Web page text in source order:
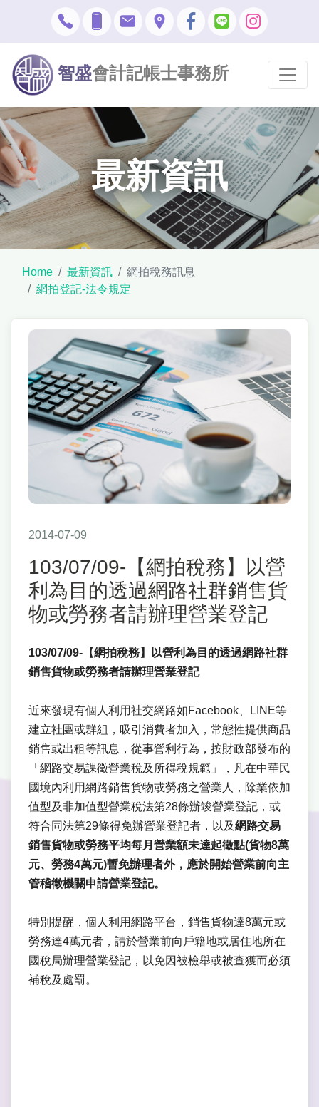
智盛會計記帳士事務所
最新資訊
Home 最新資訊
網拍稅務訊息
網拍登記-法令規定
2014-07-09
103/07/09-【網拍稅務】以營
利為目的透過網路社群銷售貨
物或勞務者請辦理營業登記
103/07/09-【網拍稅務】以營利為目的透過網路社群
銷售貨物或勞務者請辦理營業登記
近來發現有個人利用社交網路如Facebook、LINE等
建立社團或群組，吸引消費者加入，常態性提供商品
銷售或出租等訊息，從事營利行為，按財政部發布的
「網路交易課徵營業稅及所得稅規範」，凡在中華民
國境內利用網路銷售貨物或勞務之營業人，除業依加
值型及非加值型營業稅法第28條辦竣營業登記，或
符合同法第29條得免辦營業登記者，以及網路交易
銷售貨物或勞務平均每月營業額未達起徵點(貨物8萬
元、勞務4萬元)暫免辦理者外，應於開始營業前向主
管稽徵機關申請營業登記。
特別提醒，個人利用網路平台，銷售貨物達8萬元或
勞務達4萬元者，請於營業前向戶籍地或居住地所在
國稅局辦理營業登記，以免因被檢舉或被查獲而必須
補稅及處罰。